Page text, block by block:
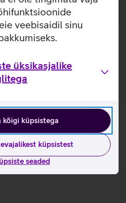
veebisaidil sinu
üksikasjalike
kõigi küpsistega
küpsistest
seaded